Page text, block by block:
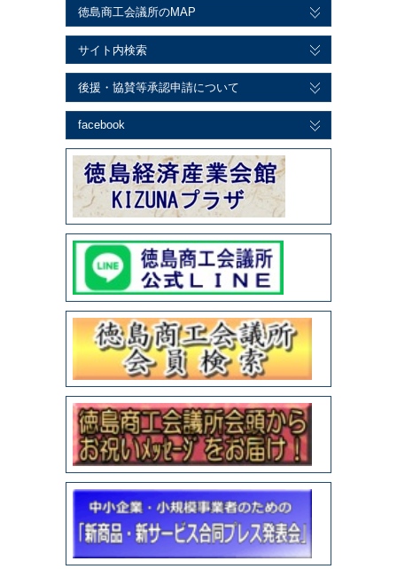
徳島商工会議所のMAP
サイト内検索
後援・協賛等承認申請について
facebook